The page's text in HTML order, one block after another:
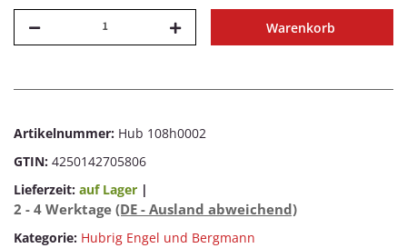
Warenkorb
Artikelnummer: Hub 108h0002
GTIN: 4250142705806
Lieferzeit: auf Lager |
2 - 4 Werktage (DE - Ausland abweichend)
Kategorie: Hubrig Engel und Bergmann